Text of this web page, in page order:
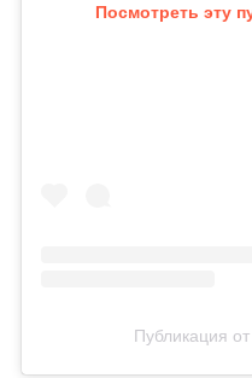
Посмотреть эту
Публикация